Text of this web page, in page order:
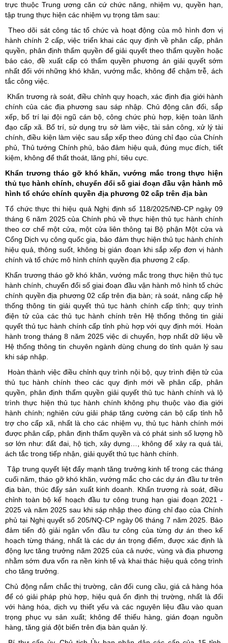
trực thuộc Trung ương căn cứ chức năng, nhiệm vụ, quyền hạn,
tập trung thực hiện các nhiệm vụ trọng tâm sau:
Theo dõi sát công tác tổ chức và hoạt động của mô hình đơn vị
hành chính 2 cấp, việc triển khai các quy định về phân cấp, phân
quyền, phân định thẩm quyền để giải quyết theo thẩm quyền hoặc
báo cáo, đề xuất cấp có thẩm quyền phương án giải quyết sớm
nhất đối với những khó khăn, vướng mắc, không để chậm trễ, ách
tắc công việc.
Khẩn trương rà soát, điều chỉnh quy hoạch, xác định địa giới hành
chính của các địa phương sau sáp nhập. Chủ động cân đối, sắp
xếp, bố trí lại đội ngũ cán bộ, công chức phù hợp, kiện toàn lãnh
đạo cấp xã. Bố trí, sử dụng trụ sở làm việc, tài sản công, xử lý tài
chính, điều kiện làm việc sau sắp xếp theo đúng chỉ đạo của Chính
phủ, Thủ tướng Chính phủ, bảo đảm hiệu quả, đúng mục đích, tiết
kiệm, không để thất thoát, lãng phí, tiêu cực.
Khẩn trương tháo gỡ khó khăn, vướng mắc trong thực hiện
thủ tục hành chính, chuyển đổi số giai đoạn đầu vận hành mô
hình tổ chức chính quyền địa phương 02 cấp trên địa bàn
Tổ chức thực thi hiệu quả Nghị định số 118/2025/NĐ-CP ngày 09
tháng 6 năm 2025 của Chính phủ về thực hiện thủ tục hành chính
theo cơ chế một cửa, một cửa liên thông tại Bộ phận Một cửa và
Cổng Dịch vụ công quốc gia, bảo đảm thực hiện thủ tục hành chính
hiệu quả, thông suốt, không bị gián đoạn khi sắp xếp đơn vị hành
chính và tổ chức mô hình chính quyền địa phương 2 cấp.
Khẩn trương tháo gỡ khó khăn, vướng mắc trong thực hiện thủ tục
hành chính, chuyển đổi số giai đoạn đầu vận hành mô hình tổ chức
chính quyền địa phương 02 cấp trên địa bàn; rà soát, nâng cấp hệ
thống thông tin giải quyết thủ tục hành chính cấp tỉnh; quy trình
điện tử của các thủ tục hành chính trên Hệ thống thông tin giải
quyết thủ tục hành chính cấp tỉnh phù hợp với quy định mới. Hoàn
hành trong tháng 8 năm 2025 việc di chuyển, hợp nhất dữ liệu về
Hệ thống thông tin chuyên ngành dùng chung do tỉnh quản lý sau
khi sáp nhập.
Hoàn thành việc điều chỉnh quy trình nội bộ, quy trình điện tử của
thủ tục hành chính theo các quy định mới về phân cấp, phân
quyền, phân định thẩm quyền giải quyết thủ tục hành chính và lộ
trình thực hiện thủ tục hành chính không phụ thuộc vào địa giới
hành chính; nghiên cứu giải pháp tăng cường cán bộ cấp tỉnh hỗ
trợ cho cấp xã, nhất là cho các nhiệm vụ, thủ tục hành chính mới
được phân cấp, phân định thẩm quyền và có phát sinh số lượng hồ
sơ lớn như: đất đai, hộ tịch, xây dựng…, không để xảy ra quá tải,
ách tắc trong tiếp nhận, giải quyết thủ tục hành chính.
Tập trung quyết liệt đẩy mạnh tăng trưởng kinh tế trong các tháng
cuối năm, tháo gỡ khó khăn, vướng mắc cho các dự án đầu tư trên
địa bàn, thúc đẩy sản xuất kinh doanh. Khẩn trương rà soát, điều
chỉnh toàn bộ kế hoạch đầu tư công trung hạn giai đoạn 2021 -
2025 và năm 2025 sau khi sáp nhập theo đúng chỉ đạo của Chính
phủ tại Nghị quyết số 205/NQ-CP ngày 06 tháng 7 năm 2025. Bảo
đảm tiến độ giải ngân vốn đầu tư công của từng dự án theo kế
hoạch từng tháng, nhất là các dự án trọng điểm, được xác định là
động lực tăng trưởng năm 2025 của cả nước, vùng và địa phương
nhằm sớm đưa vốn ra nền kinh tế và khai thác hiệu quả công trình
cho tăng trưởng.
Chủ động nắm chắc thị trường, cân đối cung cầu, giá cả hàng hóa
để có giải pháp phù hợp, hiệu quả ổn định thị trường, nhất là đối
với hàng hóa, dịch vụ thiết yếu và các nguyên liệu đầu vào quan
trọng phục vụ sản xuất; không để thiếu hàng, gián đoạn nguồn
hàng, tăng giá đột biến trên địa bàn quản lý.